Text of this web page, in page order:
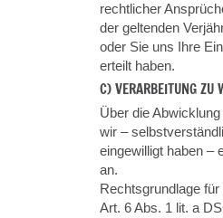
rechtlicher
der geltenden
oder Sie uns Ihre
erteilt haben.
C) VERARBEITUNG ZU
Über die
wir –
eingewilligt haben –
an.
Rechtsgrundlage
Art. 6 Abs. 1 lit. a